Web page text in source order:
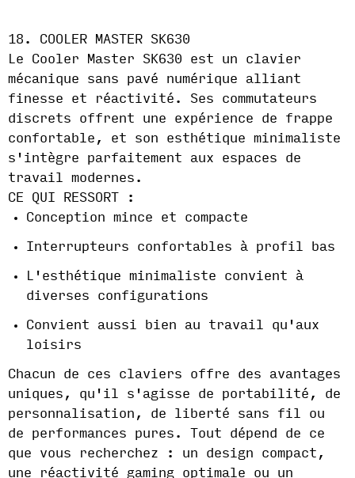
18. COOLER MASTER SK630
Le Cooler Master SK630 est un clavier
mécanique sans pavé numérique alliant
finesse et réactivité. Ses commutateurs
discrets offrent une expérience de frappe
confortable, et son esthétique minimaliste
s'intègre parfaitement aux espaces de
travail modernes.
CE QUI RESSORT :
Conception mince et compacte
Interrupteurs confortables à profil bas
L'esthétique minimaliste convient à
diverses configurations
Convient aussi bien au travail qu'aux
loisirs
Chacun de ces claviers offre des avantages
uniques, qu'il s'agisse de portabilité, de
personnalisation, de liberté sans fil ou
de performances pures. Tout dépend de ce
que vous recherchez : un design compact,
une réactivité gaming optimale ou un